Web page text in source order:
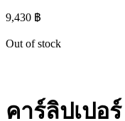
9,430 ฿
Out of stock
คาร์ลิปเปอ